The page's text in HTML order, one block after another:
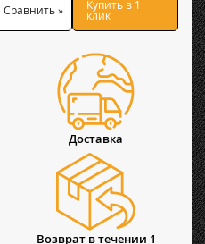
Сравнить » Купить в 1
клик
Доставка
Возврат в течении 1